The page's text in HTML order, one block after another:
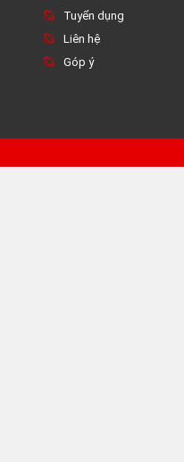
Tuyển dụng
Liên hệ
Góp ý